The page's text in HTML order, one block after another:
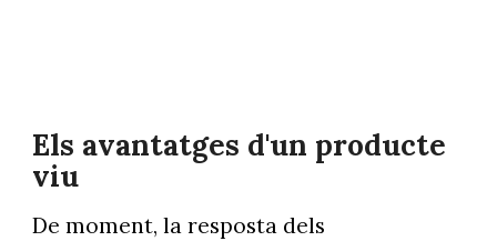
Els avantatges d'un producte
viu
De moment, la resposta dels